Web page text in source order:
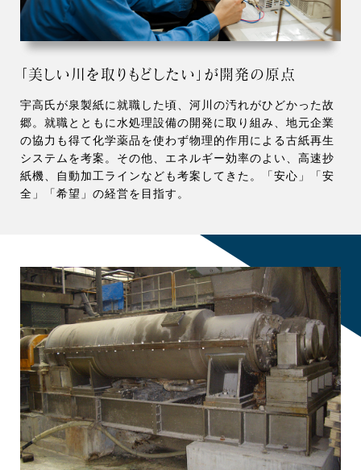
「美しい川を取りもどしたい」が開発の原点
宇高氏が泉製紙に就職した頃、河川の汚れがひどかった故
郷。就職とともに水処理設備の開発に取り組み、地元企業
の協力も得て化学薬品を使わず物理的作用による古紙再生
システムを考案。その他、エネルギー効率のよい、高速抄
紙機、自動加工ラインなども考案してきた。「安心」「安
全」「希望」の経営を目指す。